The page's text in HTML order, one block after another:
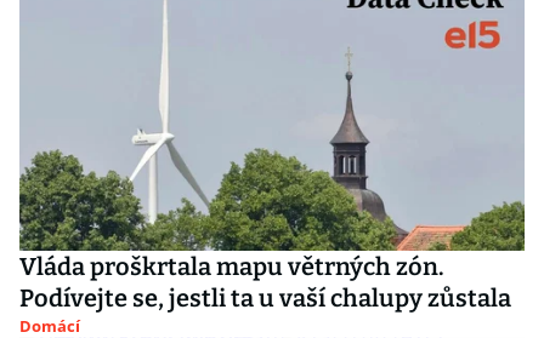
Vláda proškrtala mapu větrných zón.
Podívejte se, jestli ta u vaší chalupy zůstala
Domácí